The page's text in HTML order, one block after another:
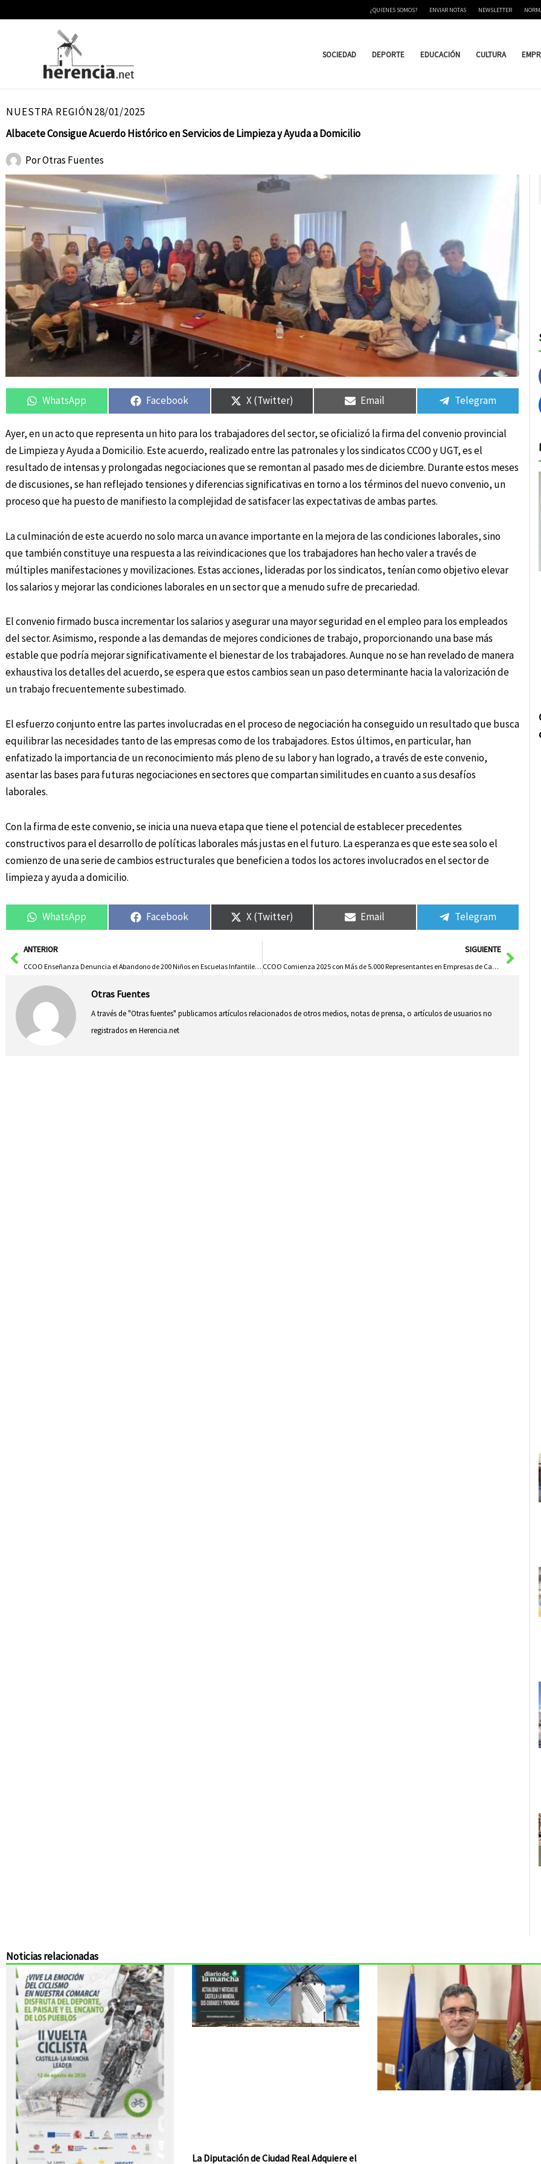
¿QUIENES SOMOS? ENVIAR NOTAS NEWSLETTER
SOCIEDAD DEPORTE EDUCACIÓN CULTURA
NUESTRA REGIÓN28/01/2025
Albacete Consigue Acuerdo Histórico en Servicios de Limpieza y Ayuda a Domicilio
PorOtras Fuentes
Compartir
en
WhatsApp
Compartir
en
Facebook
Compartir
en
X (Twitter)
Compartir
en
Email
Compartir
en
Telegram
Ayer, en un acto que representa un hito para los trabajadores del sector, se oficializó la firma del convenio provincial
de Limpieza y Ayuda a Domicilio. Este acuerdo, realizado entre las patronales y los sindicatos CCOO y UGT, es el
resultado de intensas y prolongadas negociaciones que se remontan al pasado mes de diciembre. Durante estos meses
de discusiones, se han reflejado tensiones y diferencias significativas en torno a los términos del nuevo convenio, un
proceso que ha puesto de manifiesto la complejidad de satisfacer las expectativas de ambas partes.
La culminación de este acuerdo no solo marca un avance importante en la mejora de las condiciones laborales, sino
que también constituye una respuesta a las reivindicaciones que los trabajadores han hecho valer a través de
múltiples manifestaciones y movilizaciones. Estas acciones, lideradas por los sindicatos, tenían como objetivo elevar
los salarios y mejorar las condiciones laborales en un sector que a menudo sufre de precariedad.
El convenio firmado busca incrementar los salarios y asegurar una mayor seguridad en el empleo para los empleados
del sector. Asimismo, responde a las demandas de mejores condiciones de trabajo, proporcionando una base más
estable que podría mejorar significativamente el bienestar de los trabajadores. Aunque no se han revelado de manera
exhaustiva los detalles del acuerdo, se espera que estos cambios sean un paso determinante hacia la valorización de
un trabajo frecuentemente subestimado.
El esfuerzo conjunto entre las partes involucradas en el proceso de negociación ha conseguido un resultado que busca
equilibrar las necesidades tanto de las empresas como de los trabajadores. Estos últimos, en particular, han
enfatizado la importancia de un reconocimiento más pleno de su labor y han logrado, a través de este convenio,
asentar las bases para futuras negociaciones en sectores que compartan similitudes en cuanto a sus desafíos
laborales.
Con la firma de este convenio, se inicia una nueva etapa que tiene el potencial de establecer precedentes
constructivos para el desarrollo de políticas laborales más justas en el futuro. La esperanza es que este sea solo el
comienzo de una serie de cambios estructurales que beneficien a todos los actores involucrados en el sector de
limpieza y ayuda a domicilio.
Compartir
en
WhatsApp
Compartir
en
Facebook
Compartir
en
X (Twitter)
Compartir
en
Email
Compartir
en
Telegram
AntANTERIOR
CCOO Enseñanza Denuncia el Abandono de 200 Niños en Escuelas Infantiles de la Junta en Cuenca
SIGUIENTE
CCOO Comienza 2025 con Más de 5.000 Representantes en Empresas de Castilla-La Mancha
Otras Fuentes
A través de "Otras fuentes" publicamos artículos relacionados de otros medios, notas de prensa, o artículos de usuarios no
registrados en Herencia.net
Noticias relacionadas
La Diputación de Ciudad Real Adquiere el